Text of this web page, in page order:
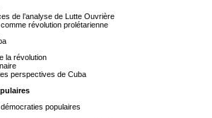
de l’analyse de Lutte Ouvrière
révolution prolétarienne
la révolution
perspectives de Cuba
populaires